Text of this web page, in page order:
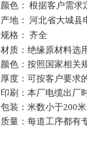
颜色： 根据客户需求
产地： 河北省大城县
规格： 齐全
材质：绝缘原材料选
颜色：按照国家相关
厚度：可按客户要求
印刷：本厂电缆出厂
包装：米数小于200
质量：每道工序都有